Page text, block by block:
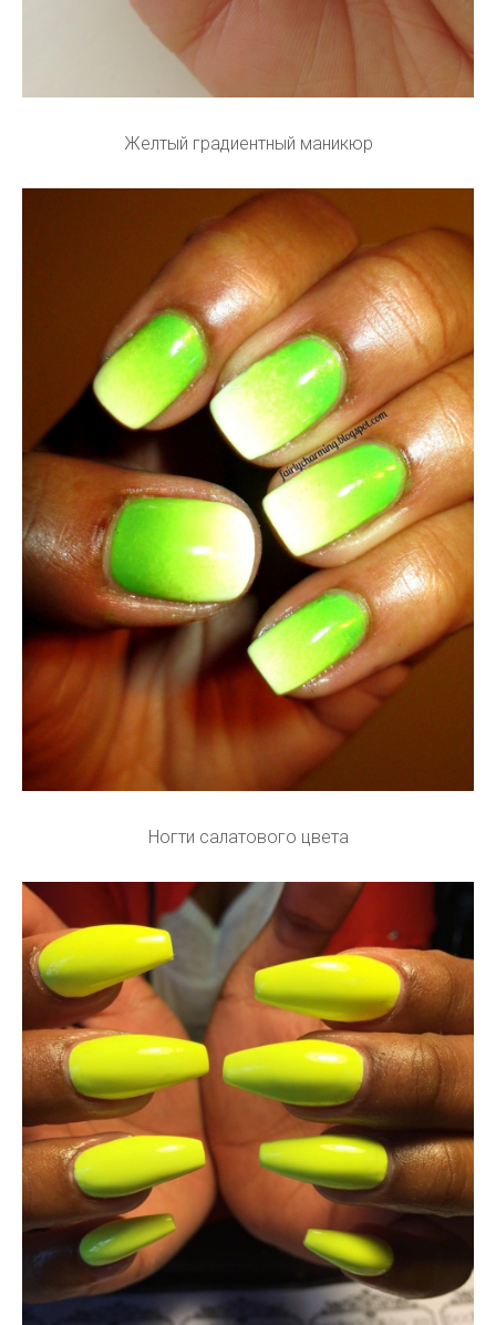
Желтый градиентный маникюр
Ногти салатового цвета